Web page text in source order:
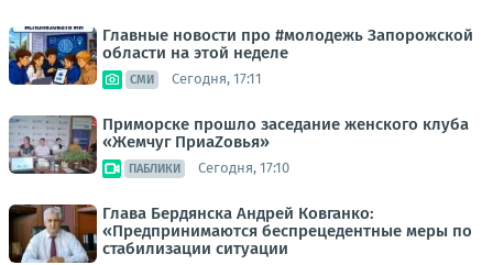
Главные новости про #молодежь Запорожской
области на этой неделе
СМИ Сегодня, 17:11
Приморске прошло заседание женского клуба
«Жемчуг ПриаZовья»
ПАБЛИКИ Сегодня, 17:10
Глава Бердянска Андрей Ковганко:
«Предпринимаются беспрецедентные меры по
стабилизации ситуации